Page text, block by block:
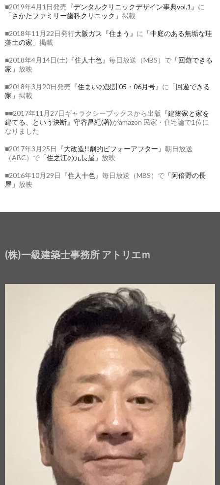
■2019年4月1日発売 『デンタルクリニックデザイン事典vol.1』 に
「さかたファミリー歯科クリニック」 掲載
■2018年11月22日発行大阪ガス『住まう』 に 「中庭のある無垢な珪
藻土の家」 掲載
■2018年4月14日(土) 『住人十色』 毎日放送（MBS）で 「回遊できる
家」 放映
■2018年3月20日発売 『住まいの設計05・06月号』 に 「回遊できる
家」 掲載
■■2017年11月27日ギャラクシーブックスから出版 『建築家と家を
建てる、という決断』守谷昌紀(著)がamazon 民家・住宅論で1位に
なりました
■2017年3月25日 『大改造!!劇的ビフォーアフター』 朝日放送
（ABC）で 「住之江の元長屋」 放映
■2016年10月29日 『住人十色』 毎日放送（MBS）で 「阿倍野の長
屋」 放映
(株)一級建築士事務所 アトリエｍ